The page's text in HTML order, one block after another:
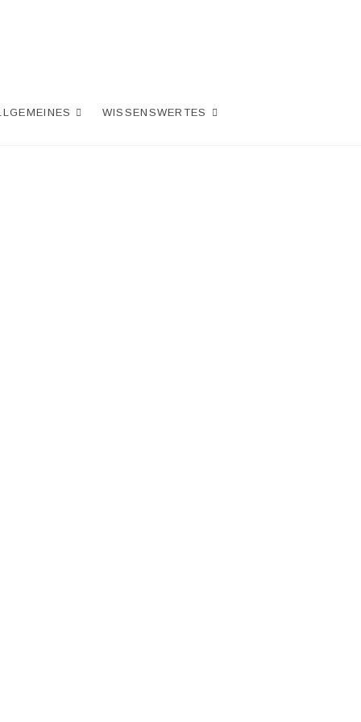
WISSENSWERTES